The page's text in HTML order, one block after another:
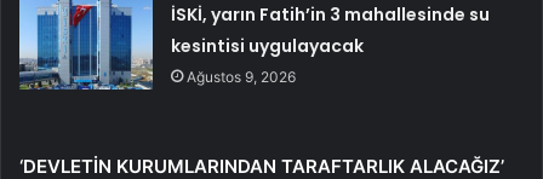
İSKİ, yarın Fatih’in 3 mahallesinde su
kesintisi uygulayacak
Ağustos 9, 2026
‘DEVLETİN KURUMLARINDAN TARAFTARLIK ALACAĞIZ’